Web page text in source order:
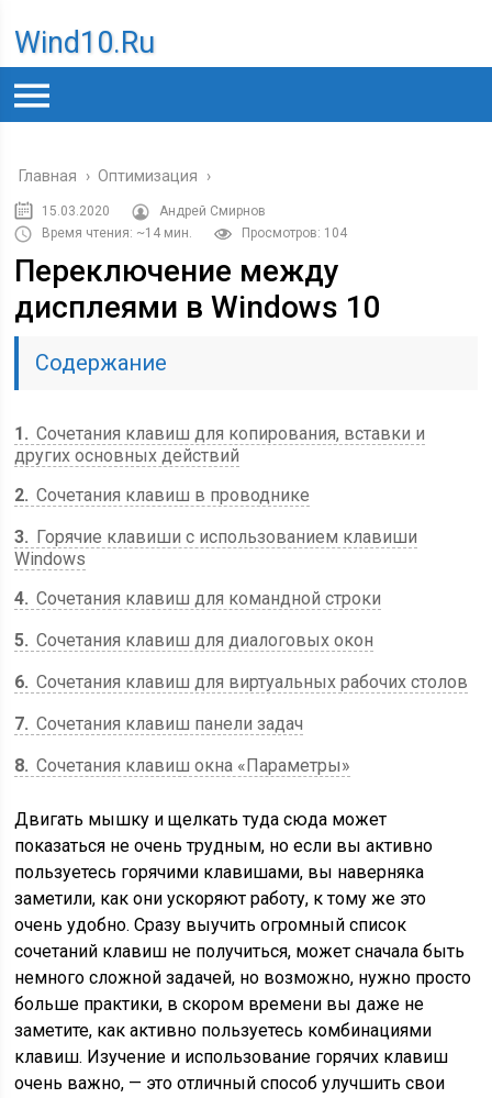
Wind10.ru
Главная › Оптимизация ›
15.03.2020
Андрей Смирнов
Время чтения: ~14 мин.
Просмотров: 104
Переключение между
дисплеями в Windows 10
Содержание
1
Сочетания клавиш для копирования, вставки и
других основных действий
2 Сочетания клавиш в проводнике
3
Горячие клавиши с использованием клавиши
Windows
4 Сочетания клавиш для командной строки
5 Сочетания клавиш для диалоговых окон
6 Сочетания клавиш для виртуальных рабочих столов
7 Сочетания клавиш панели задач
8 Сочетания клавиш окна «Параметры»
Двигать мышку и щелкать туда сюда может
показаться не очень трудным, но если вы активно
пользуетесь горячими клавишами, вы наверняка
заметили, как они ускоряют работу, к тому же это
очень удобно. Сразу выучить огромный список
сочетаний клавиш не получиться, может сначала быть
немного сложной задачей, но возможно, нужно просто
больше практики, в скором времени вы даже не
заметите, как активно пользуетесь комбинациями
клавиш. Изучение и использование горячих клавиш
очень важно, — это отличный способ улучшить свои